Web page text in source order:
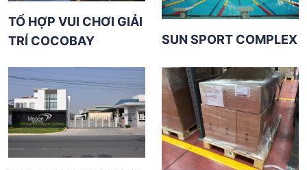
TỔ HỢP VUI CHƠI GIẢI
TRÍ COCOBAY
SUN SPORT COMPLEX